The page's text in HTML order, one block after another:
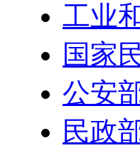
工业
国家
公安
民政